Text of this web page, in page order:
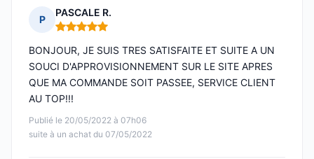
P
PASCALE R.
Note : 5 sur 5
Publié le 20/05/2022 à 07h06
suite à un achat du 07/05/2022
BONJOUR, JE SUIS TRES SATISFAITE ET SUITE A UN
SOUCI D'APPROVISIONNEMENT SUR LE SITE APRES
QUE MA COMMANDE SOIT PASSEE, SERVICE CLIENT
AU TOP!!!